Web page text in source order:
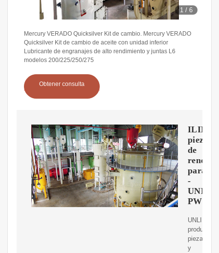
1 /6
Mercury VERADO Quicksilver Kit de cambio. Mercury VERADO
Quicksilver Kit de cambio de aceite con unidad inferior
Lubricante de engranajes de alto rendimiento y juntas L6
modelos 200/225/250/275
Obtener consulta
piezas
de
para
-
PWC
produce
piezas
y